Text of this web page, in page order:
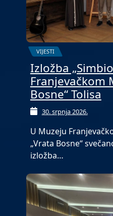
VIJESTI
Izložba
Franjevačkom
Bosne“ Tolisa
30. srpnja 2026.
U Muzeju
„Vrata Bosne“
izložba…